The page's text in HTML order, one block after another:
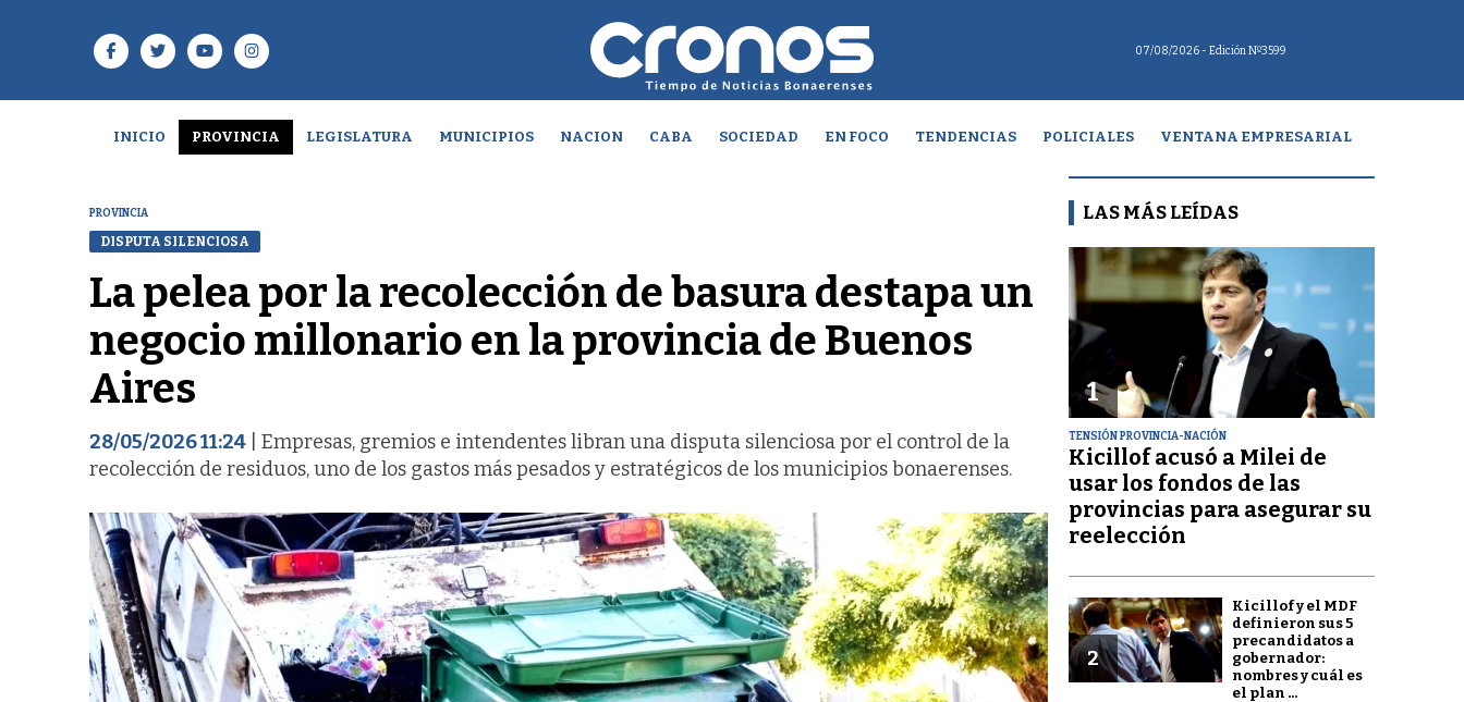
07/08/2026 - Edición Nº3599
INICIO PROVINCIA LEGISLATURA MUNICIPIOS NACION CABA SOCIEDAD EN FOCO TENDENCIAS POLICIALES VENTANA EMPRESARIAL
PROVINCIA
DISPUTA SILENCIOSA
La pelea por la recolección de basura destapa un
negocio millonario en la provincia de Buenos
Aires
28/05/2026 11:24 | Empresas, gremios e intendentes libran una disputa silenciosa por el control de la
recolección de residuos, uno de los gastos más pesados y estratégicos de los municipios bonaerenses.
LAS MÁS LEÍDAS
1
TENSIÓN PROVINCIA-NACIÓN
Kicillof acusó a Milei de
usar los fondos de las
provincias para asegurar su
reelección
2
Kicillof y el MDF
definieron sus 5
precandidatos a
gobernador:
nombres y cuál es
el plan ...